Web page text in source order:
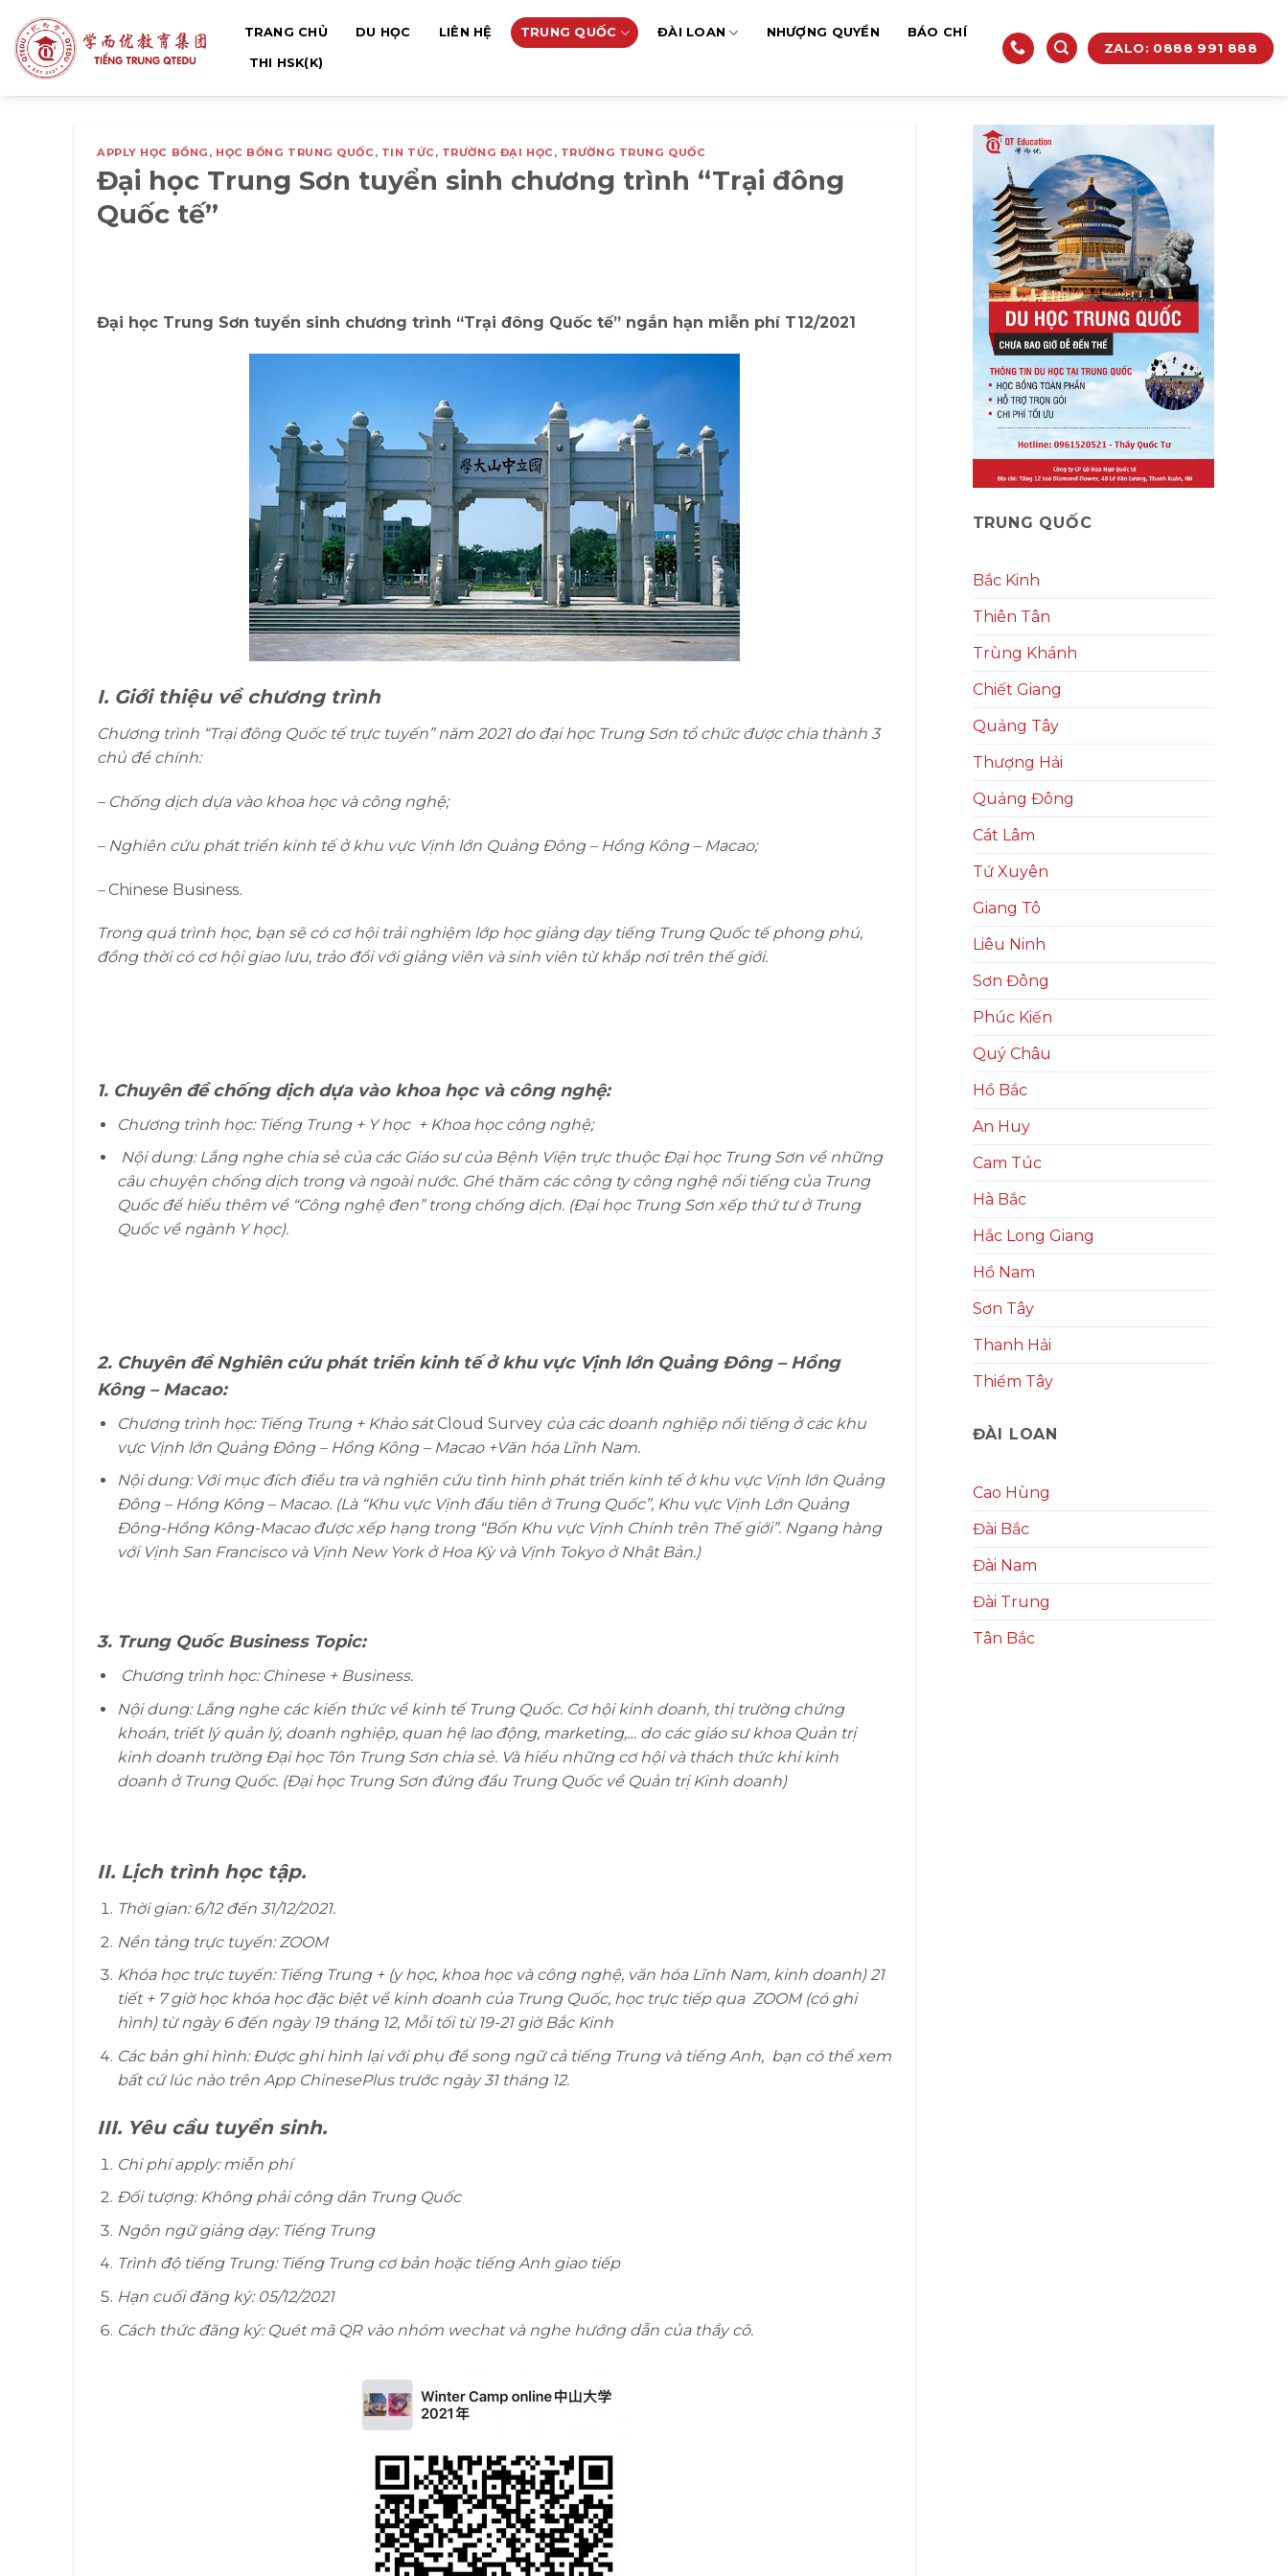
qua
nội
dung
TRANG CHỦ DU HỌC LIÊN HỆ TRUNG QUỐC ĐÀI LOAN NHƯỢNG QUYỀN BÁO CHÍ
THI HSK(K)
ZALO: 0888 991 888
APPLY HỌC BỔNG , HỌC BỔNG TRUNG QUỐC, TIN TỨC, TRƯỜNG ĐẠI HỌC, TRƯỜNG TRUNG QUỐC
Đại học Trung Sơn tuyển sinh chương trình “Trại đông
Quốc tế”
Đại học Trung Sơn tuyển sinh chương trình “Trại đông Quốc tế” ngắn hạn miễn phí T12/2021
I. Giới thiệu về chương trình
Chương trình “Trại đông Quốc tế trực tuyến” năm 2021 do đại học Trung Sơn tổ chức được chia thành 3
chủ đề chính:
– Chống dịch dựa vào khoa học và công nghệ;
– Nghiên cứu phát triển kinh tế ở khu vực Vịnh lớn Quảng Đông – Hồng Kông – Macao;
– Chinese Business.
Trong quá trình học, bạn sẽ có cơ hội trải nghiệm lớp học giảng dạy tiếng Trung Quốc tế phong phú,
đồng thời có cơ hội giao lưu, trảo đổi với giảng viên và sinh viên từ khắp nơi trên thế giới.
1. Chuyên đề chống dịch dựa vào khoa học và công nghệ:
Chương trình học: Tiếng Trung + Y học + Khoa học công nghệ;
Nội dung: Lắng nghe chia sẻ của các Giáo sư của Bệnh Viện trực thuộc Đại học Trung Sơn về những
câu chuyện chống dịch trong và ngoài nước. Ghé thăm các công ty công nghệ nổi tiếng của Trung
Quốc để hiểu thêm về “Công nghệ đen” trong chống dịch. (Đại học Trung Sơn xếp thứ tư ở Trung
Quốc về ngành Y học).
2. Chuyên đề Nghiên cứu phát triển kinh tế ở khu vực Vịnh lớn Quảng Đông – Hồng
Kông – Macao:
Chương trình học: Tiếng Trung + Khảo sátCloud Surveycủa các doanh nghiệp nổi tiếng ở các khu
vực Vịnh lớn Quảng Đông – Hồng Kông – Macao +Văn hóa Lĩnh Nam.
Nội dung: Với mục đích điều tra và nghiên cứu tình hình phát triển kinh tế ở khu vực Vịnh lớn Quảng
Đông – Hồng Kông – Macao. (Là “Khu vực Vịnh đầu tiên ở Trung Quốc”, Khu vực Vịnh Lớn Quảng
Đông-Hồng Kông-Macao được xếp hạng trong “Bốn Khu vực Vịnh Chính trên Thế giới”. Ngang hàng
với Vịnh San Francisco và Vịnh New York ở Hoa Kỳ và Vịnh Tokyo ở Nhật Bản.)
3. Trung Quốc Business Topic:
Chương trình học: Chinese + Business.
Nội dung: Lắng nghe các kiến thức về kinh tế Trung Quốc. Cơ hội kinh doanh, thị trường chứng
khoán, triết lý quản lý, doanh nghiệp, quan hệ lao động, marketing,… do các giáo sư khoa Quản trị
kinh doanh trường Đại học Tôn Trung Sơn chia sẻ. Và hiểu những cơ hội và thách thức khi kinh
doanh ở Trung Quốc. (Đại học Trung Sơn đứng đầu Trung Quốc về Quản trị Kinh doanh)
II. Lịch trình học tập.
Thời gian: 6/12 đến 31/12/2021.
Nền tảng trực tuyến: ZOOM
Khóa học trực tuyến: Tiếng Trung + (y học, khoa học và công nghệ, văn hóa Lĩnh Nam, kinh doanh) 21
tiết + 7 giờ học khóa học đặc biệt về kinh doanh của Trung Quốc, học trực tiếp qua ZOOM (có ghi
hình) từ ngày 6 đến ngày 19 tháng 12, Mỗi tối từ 19-21 giờ Bắc Kinh
Các bản ghi hình: Được ghi hình lại với phụ đề song ngữ cả tiếng Trung và tiếng Anh, bạn có thể xem
bất cứ lúc nào trên App ChinesePlus trước ngày 31 tháng 12.
III. Yêu cầu tuyển sinh.
Chi phí apply: miễn phí
Đối tượng: Không phải công dân Trung Quốc
Ngôn ngữ giảng dạy: Tiếng Trung
Trình độ tiếng Trung: Tiếng Trung cơ bản hoặc tiếng Anh giao tiếp
Hạn cuối đăng ký: 05/12/2021
Cách thức đăng ký: Quét mã QR vào nhóm wechat và nghe hướng dẫn của thầy cô.
TRUNG QUỐC
Bắc Kinh
Thiên Tân
Trùng Khánh
Chiết Giang
Quảng Tây
Thượng Hải
Quảng Đông
Cát Lâm
Tứ Xuyên
Giang Tô
Liêu Ninh
Sơn Đông
Phúc Kiến
Quý Châu
Hồ Bắc
An Huy
Cam Túc
Hà Bắc
Hắc Long Giang
Hồ Nam
Sơn Tây
Thanh Hải
Thiểm Tây
ĐÀI LOAN
Cao Hùng
Đài Bắc
Đài Nam
Đài Trung
Tân Bắc